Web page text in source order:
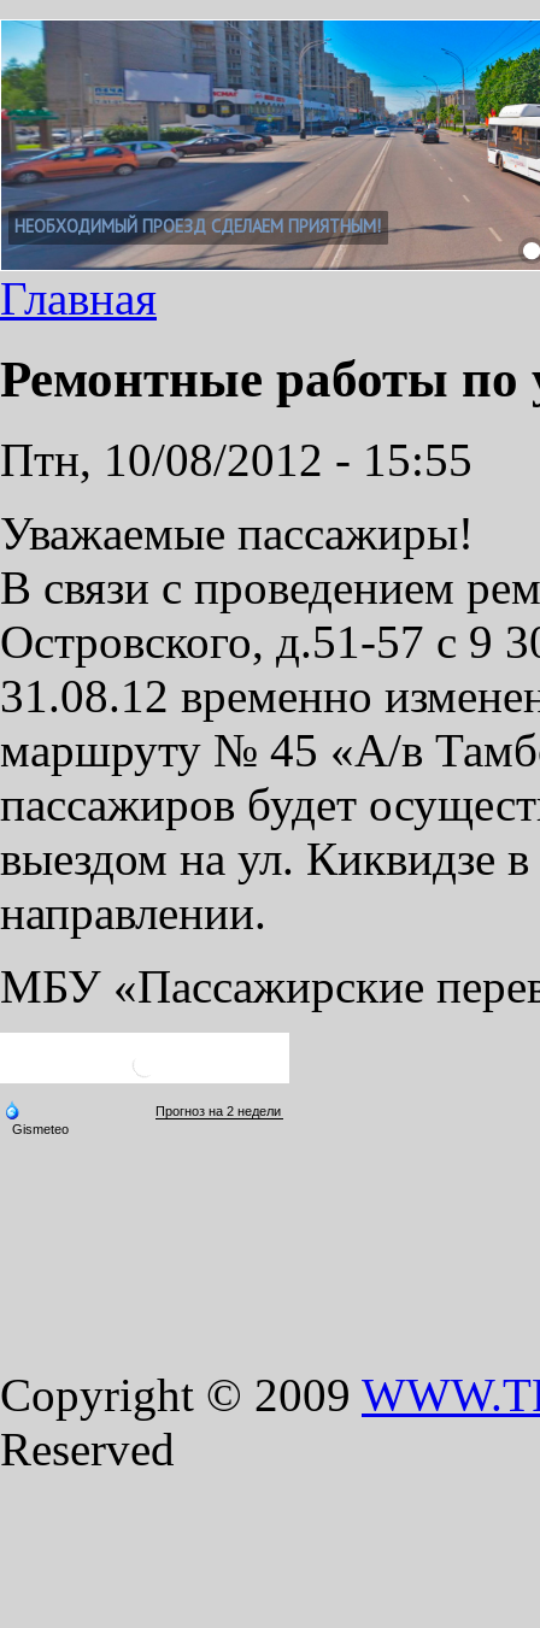
НЕОБХОДИМЫЙ ПРОЕЗД СДЕЛАЕМ ПРИЯТНЫМ!
Главная
Ремонтные работы по
Птн, 10/08/2012 - 15:55
Уважаемые пассажиры!
В связи с проведением
Островского, д.51-57 с 9
31.08.12 временно
маршруту № 45 «А/в
пассажиров будет
выездом на ул. Киквидзе
направлении.
МБУ «Пассажирские
Copyright © 2009
Reserved